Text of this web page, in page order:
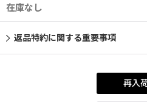
在庫なし
返品特約に関する重要事項
再入